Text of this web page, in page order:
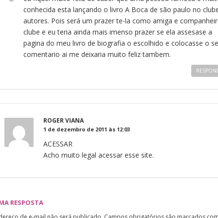
conhecida esta lançando o livro A Boca de são paulo no
autores. Pois será um prazer te-la como amiga e
clube e eu teria ainda mais imenso prazer se ela assesase a
pagina do meu livro de biografia o escolhido e colocasse o
comentario ai me deixaria muito feliz tambem.
ROGER VIANA
1 de dezembro de 2011 às 12:03
ACESSAR
Acho muito legal acessar esse site.
RESPOSTA